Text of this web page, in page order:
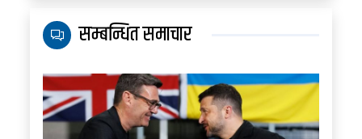
सम्बन्धित समाचार